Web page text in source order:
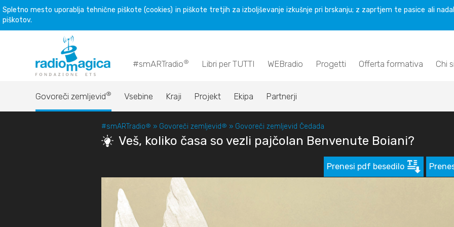
Spletno mesto uporablja tehnične piškote (cookies) in piškote tretjih za izboljševanje izkušnje pri brskanju; z zaprtjem te pasice ali
piškotov.
#smARTradio® Libri per TUTTI WEBradio Progetti Offerta formativa Chi
Govoreči zemljevid® Vsebine Kraji Projekt Ekipa Partnerji
#smARTradio® » Govoreči zemljevid® » Govoreči zemljevid Čedada
Veš, koliko časa so vezli pajčolan Benvenute Boiani?
Prenesi pdf besedilo